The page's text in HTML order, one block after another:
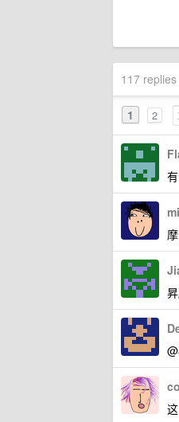
117 replies
1 2
@